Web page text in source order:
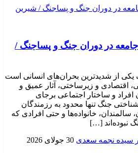
در دوران جنگ و پساجنگ /
یکی از شدیدترین بحران‌های انسانی است
اقتصادی و زیرساختی، آثار عمیق و
و ساختار اجتماعی برجای
جنگ تنها محدود به رزمندگان
سالمندان، خانواده‌ها و حتی افرادی که
نبوده‌اند […]
30 جولای 2026